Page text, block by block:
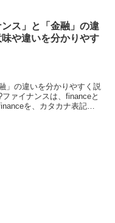
ンス」と「金融」の違
や違いを分かりやす
」の違いを分かりやすく説
ァイナンスは、financeと
を、カタカナ表記に